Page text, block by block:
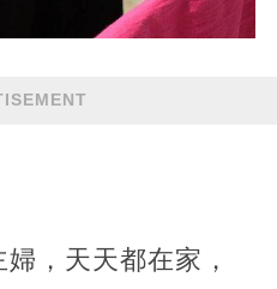
，天天都在家，